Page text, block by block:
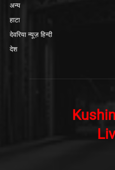
अन्य
हाटा
देवरिया न्यूज़ हिन्दी
देश